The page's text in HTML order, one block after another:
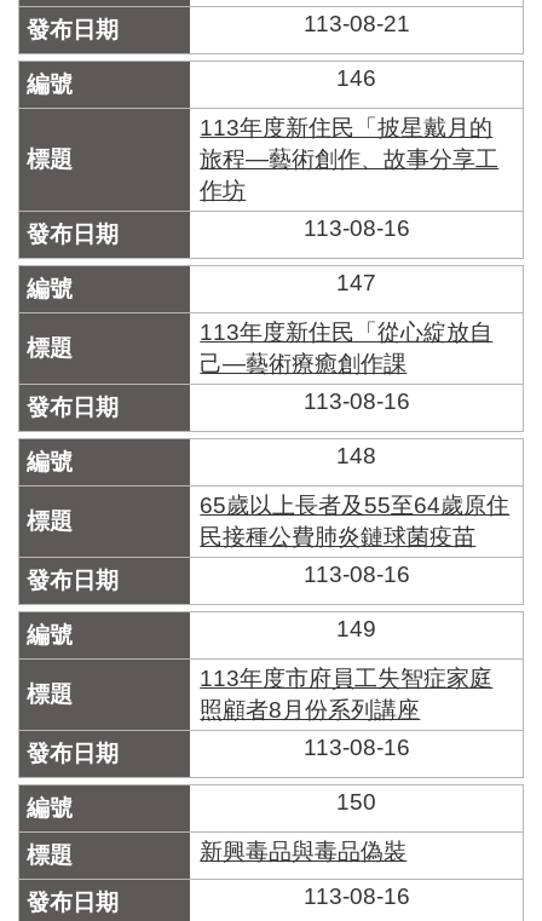
113-08-21
146
113年度新住民「披星戴⽉的
旅程—藝術創作、故事分享工
作坊
113-08-16
147
113年度新住民「從心綻放自
己—藝術療癒創作課
113-08-16
148
65歲以上長者及55至64歲原住
民接種公費肺炎鏈球菌疫苗
113-08-16
149
113年度市府員工失智症家庭
照顧者8月份系列講座
113-08-16
150
新興毒品與毒品偽裝
113-08-16